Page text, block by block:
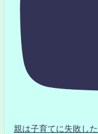
親は子育てに失敗し